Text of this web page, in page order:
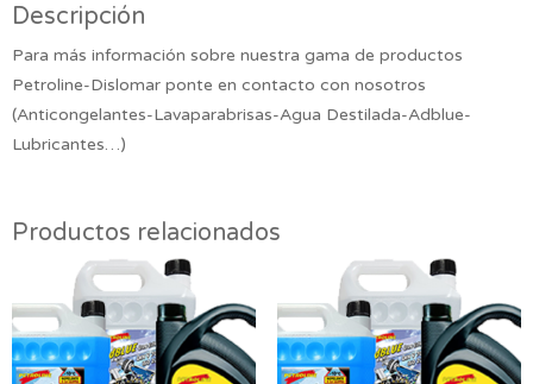
Descripción
Para más información sobre nuestra gama de productos
Petroline-Dislomar ponte en contacto con nosotros
(Anticongelantes-Lavaparabrisas-Agua Destilada-Adblue-
Lubricantes…)
Productos relacionados